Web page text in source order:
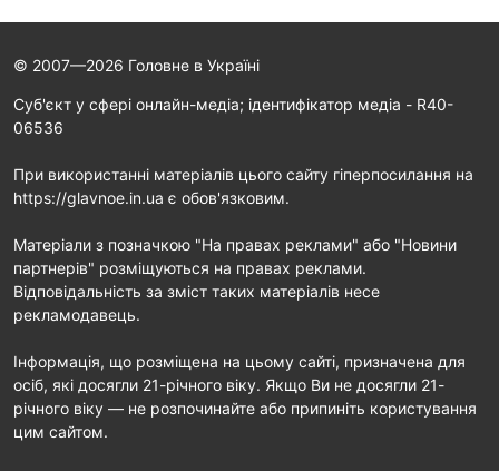
© 2007—2026 Головне в Україні
Cуб'єкт у сфері онлайн-медіа; ідентифікатор медіа - R40-
06536
При використанні матеріалів цього сайту гіперпосилання на
https://glavnoe.in.ua є обов'язковим.
Матеріали з позначкою "На правах реклами" або "Новини
партнерів" розміщуються на правах реклами.
Відповідальність за зміст таких матеріалів несе
рекламодавець.
Інформація, що розміщена на цьому сайті, призначена для
осіб, які досягли 21-річного віку. Якщо Ви не досягли 21-
річного віку — не розпочинайте або припиніть користування
цим сайтом.